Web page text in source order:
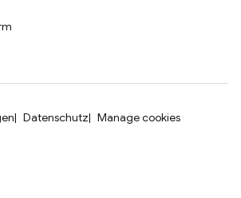
Datenschutz Manage cookies